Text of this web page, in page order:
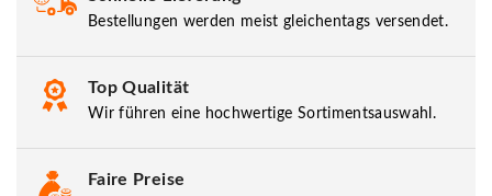
Bestellungen werden meist gleichentags versendet.
Top Qualität
Wir führen eine hochwertige Sortimentsauswahl.
Faire Preise